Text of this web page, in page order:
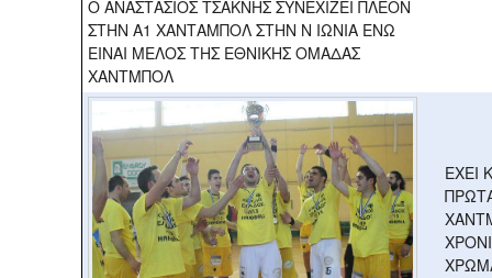
Ο ΑΝΑΣΤΑΣΙΟΣ ΤΣΑΚΝΗΣ ΣΥΝΕΧΙΖΕΙ ΠΛΕΟΝ
ΣΤΗΝ Α1 ΧΑΝΤΑΜΠΟΛ ΣΤΗΝ Ν ΙΩΝΙΑ ΕΝΩ
ΕΙΝΑΙ ΜΕΛΟΣ ΤΗΣ ΕΘΝΙΚΗΣ ΟΜΑΔΑΣ
ΧΑΝΤΜΠΟΛ
ΕΧΕΙ